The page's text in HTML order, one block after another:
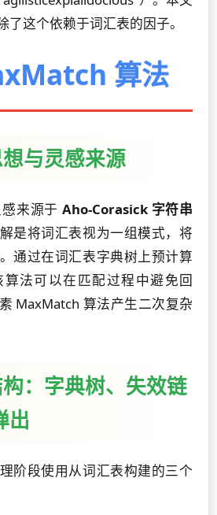
了这个依赖于词汇表的因子。
算法
与灵感来源
来源于 Aho-Corasick 字符串
是将词汇表视为一组模式，将
通过在词汇表字典树上预计算
法可以在匹配过程中避免回
MaxMatch 算法产生二次复杂
：字典树、失效链
出
阶段使用从词汇表构建的三个